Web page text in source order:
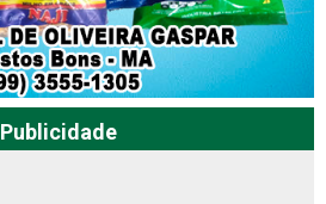
Publicidade